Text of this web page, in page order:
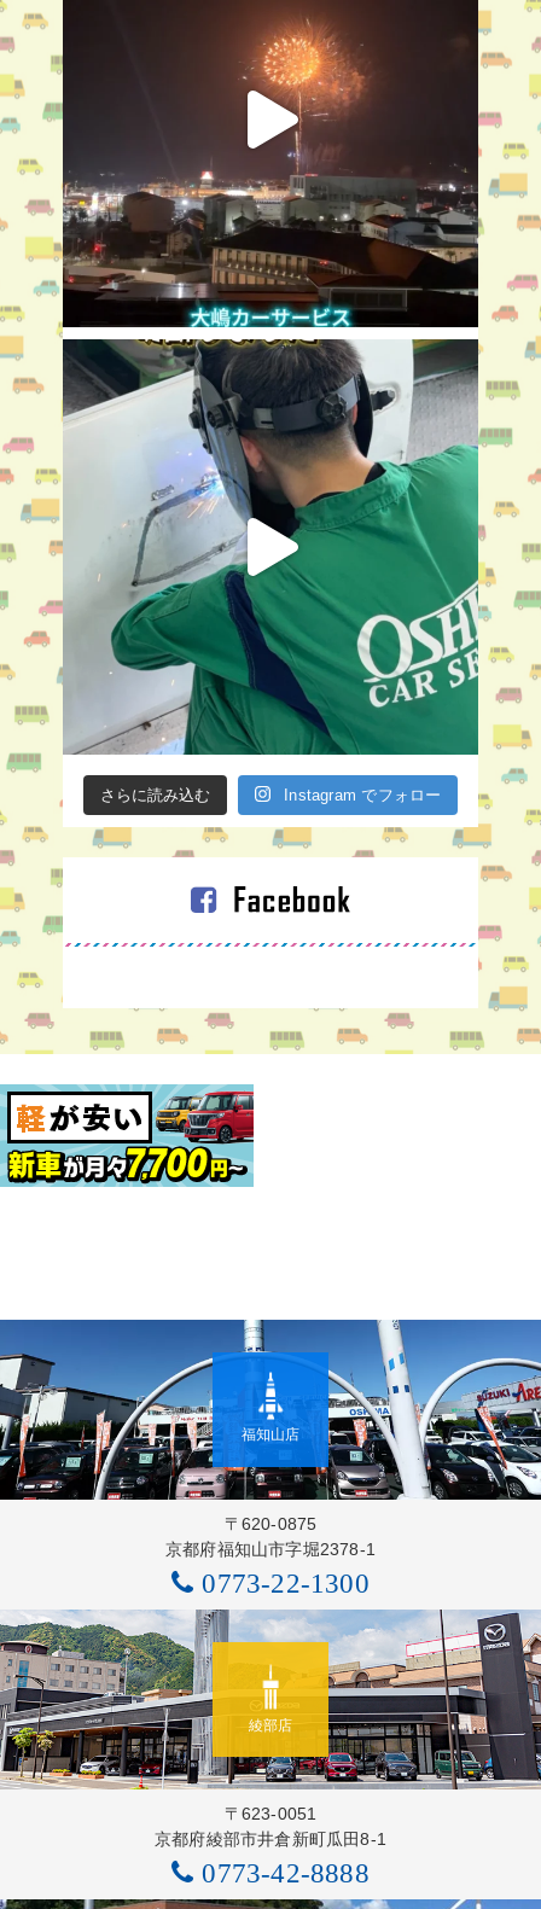
さらに読み込む Instagram でフォロー
福知山店
〒620-0875
京都府福知山市字堀2378-1
0773-22-1300
綾部店
〒623-0051
京都府綾部市井倉新町瓜田8-1
0773-42-8888